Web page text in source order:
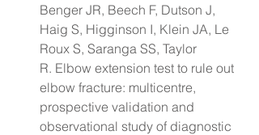
Benger JR, Beech F, Dutson J,
Haig S, Higginson I, Klein JA, Le
Roux S, Saranga SS, Taylor
R. Elbow extension test to rule out
elbow fracture: multicentre,
prospective validation and
observational study of diagnostic